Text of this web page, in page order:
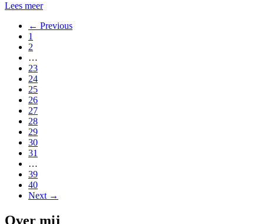
Lees meer
← Previous
1
2
…
23
24
25
26
27
28
29
30
31
…
39
40
Next →
Over mij